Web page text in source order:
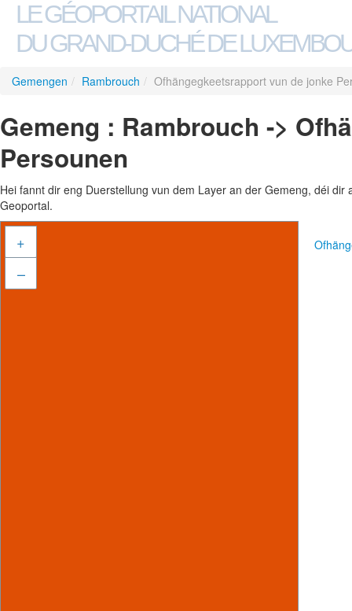
LE GÉOPORTAIL NATIONAL
DU GRAND-DUCHÉ DE
Gemengen / Rambrouch / Ofhängegkeetsrapport vun de jonke
Gemeng : Rambrouch ->
Persounen
Hei fannt dir eng Duerstellung vun dem Layer an der Gemeng, déi
Geoportal.
+
–